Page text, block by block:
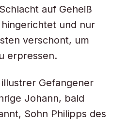
auf Geheiß
und nur
verschont, um
erpressen.
Gefangener
Johann, bald
Sohn Philipps des